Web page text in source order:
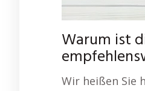
Warum ist
Wir heißen Sie